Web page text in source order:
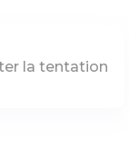
la tentation